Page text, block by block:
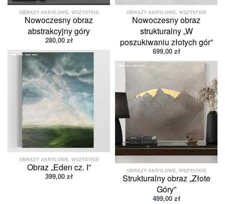
OBRAZY AKRYLOWE, WSZYSTKIE
Nowoczesny obraz
abstrakcyjny góry
280,00 zł
OBRAZY AKRYLOWE, WSZYSTKIE
Nowoczesny obraz
strukturalny „W
poszukiwaniu złotych gór”
699,00 zł
OBRAZY AKRYLOWE, WSZYSTKIE
Obraz „Eden cz. I”
399,00 zł
OBRAZY AKRYLOWE, WSZYSTKIE
Strukturalny obraz „Złote
Góry”
499,00 zł